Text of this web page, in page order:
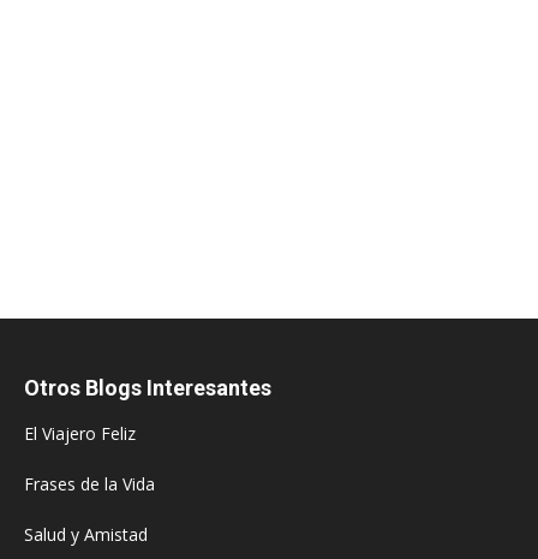
Otros Blogs Interesantes
El Viajero Feliz
Frases de la Vida
Salud y Amistad